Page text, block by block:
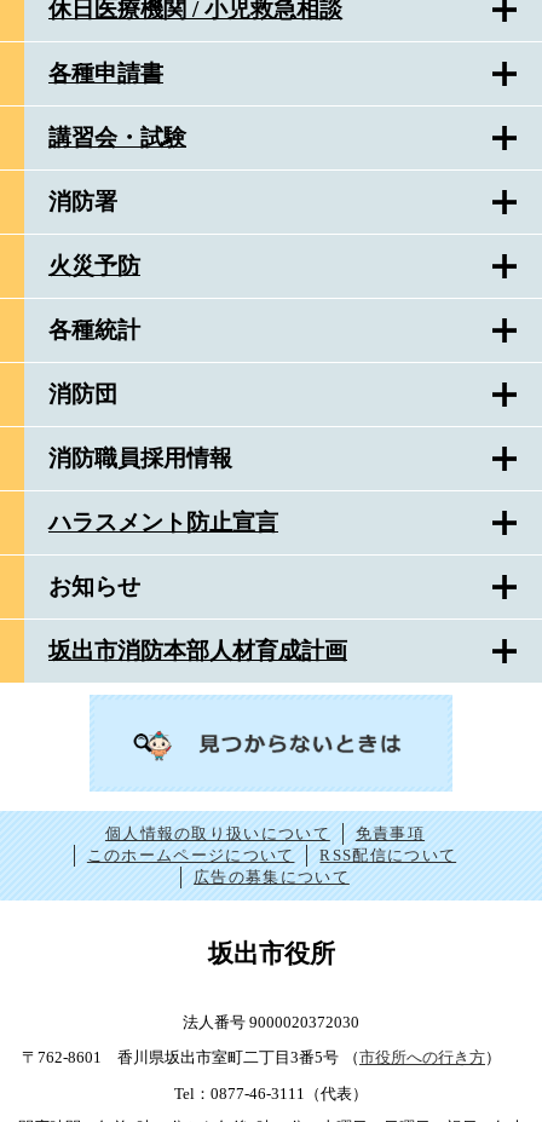
休日医療機関 / 小児救急相談
各種申請書
講習会・試験
消防署
火災予防
各種統計
消防団
消防職員採用情報
ハラスメント防止宣言
お知らせ
坂出市消防本部人材育成計画
個人情報の取り扱いについて
免責事項
このホームページについて
RSS配信について
広告の募集について
坂出市役所
法人番号 9000020372030
〒762-8601 香川県坂出市室町二丁目3番5号
（市役所への行き方）
Tel：0877-46-3111（代表）